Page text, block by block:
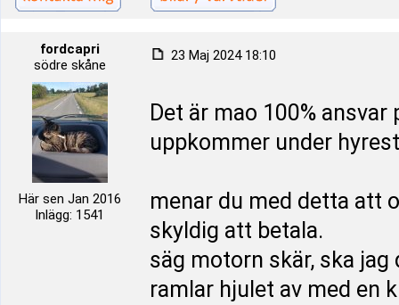
fordcapri
södre skåne
Här sen Jan 2016
Inlägg: 1541
23 Maj 2024 18:10
Det är mao 100%
uppkommer under
menar du med detta att
skyldig att betala.
säg motorn skär, ska jag
ramlar hjulet av med en